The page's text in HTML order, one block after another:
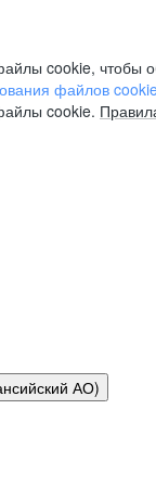
cookie, чтобы
файлов
cookie.
АО)